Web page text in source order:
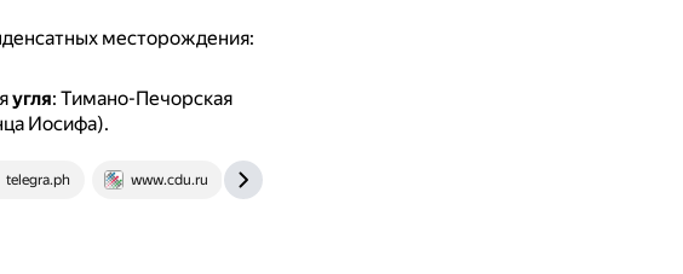
месторождения:
угля: Тимано-Печорская
Иосифа).
telegra.ph www.cdu.ru